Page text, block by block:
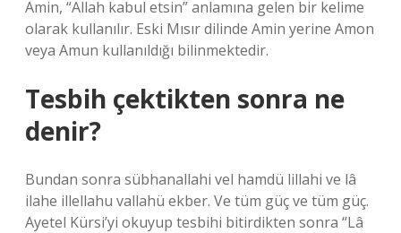
Amin, “Allah kabul etsin” anlamına gelen bir kelime
olarak kullanılır. Eski Mısır dilinde Amin yerine Amon
veya Amun kullanıldığı bilinmektedir.
Tesbih çektikten sonra ne
denir?
Bundan sonra sübhanallahi vel hamdü lillahi ve lâ
ilahe illellahu vallahü ekber. Ve tüm güç ve tüm güç.
Ayetel Kürsi’yi okuyup tesbihi bitirdikten sonra “Lâ